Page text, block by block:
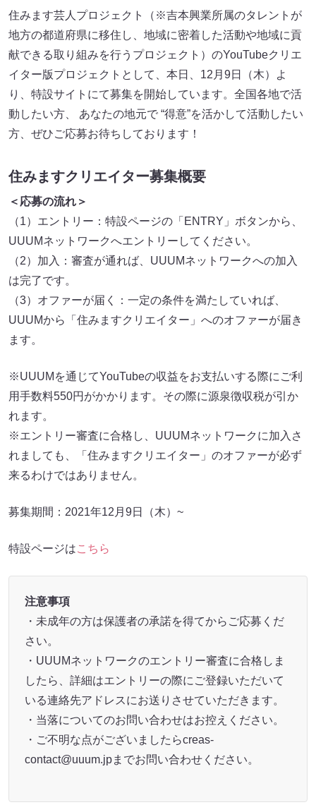
住みます芸人プロジェクト（※吉本興業所属のタレントが
地方の都道府県に移住し、地域に密着した活動や地域に貢
献できる取り組みを行うプロジェクト）のYouTubeクリエ
イター版プロジェクトとして、本日、12月9日（木）よ
り、特設サイトにて募集を開始しています。全国各地で活
動したい方、 あなたの地元で “得意”を活かして活動したい
方、ぜひご応募お待ちしております！
住みますクリエイター募集概要
＜応募の流れ＞
（1）エントリー：特設ページの「ENTRY」ボタンから、
UUUMネットワークへエントリーしてください。
（2）加入：審査が通れば、UUUMネットワークへの加入
は完了です。
（3）オファーが届く：一定の条件を満たしていれば、
UUUMから「住みますクリエイター」へのオファーが届き
ます。
※UUUMを通じてYouTubeの収益をお支払いする際にご利
用手数料550円がかかります。その際に源泉徴収税が引か
れます。
※エントリー審査に合格し、UUUMネットワークに加入さ
れましても、「住みますクリエイター」のオファーが必ず
来るわけではありません。
募集期間：2021年12月9日（木）~
特設ページはこちら
注意事項
・未成年の方は保護者の承諾を得てからご応募くだ
さい。
・UUUMネットワークのエントリー審査に合格しま
したら、詳細はエントリーの際にご登録いただいて
いる連絡先アドレスにお送りさせていただきます。
・当落についてのお問い合わせはお控えください。
・ご不明な点がございましたらcreas-
contact@uuum.jpまでお問い合わせください。